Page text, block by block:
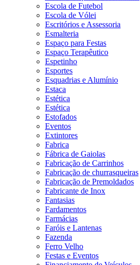
Escola de Futebol
Escola de Vólei
Escritórios e Assessoria
Esmalteria
Espaço para Festas
Espaço Terapêutico
Espetinho
Esportes
Esquadrias e Alumínio
Estaca
Estética
Estética
Estofados
Eventos
Extintores
Fabrica
Fábrica de Gaiolas
Fabricação de Carrinhos
Fabricação de churrasqueiras
Fabricação de Premoldados
Fabricante de Inox
Fantasias
Fardamentos
Farmácias
Faróis e Lantenas
Fazenda
Ferro Velho
Festas e Eventos